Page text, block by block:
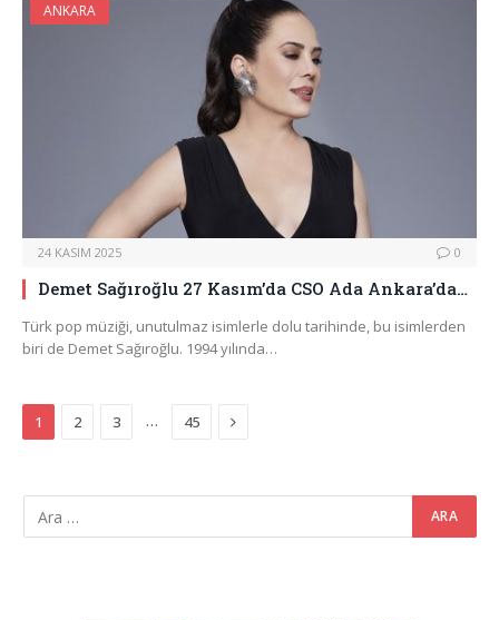
ANKARA
24 KASIM 2025 0
Demet Sağıroğlu 27 Kasım’da CSO Ada Ankara’da…
Türk pop müziği, unutulmaz isimlerle dolu tarihinde, bu isimlerden
biri de Demet Sağıroğlu. 1994 yılında…
1 2 3 … 45 Next